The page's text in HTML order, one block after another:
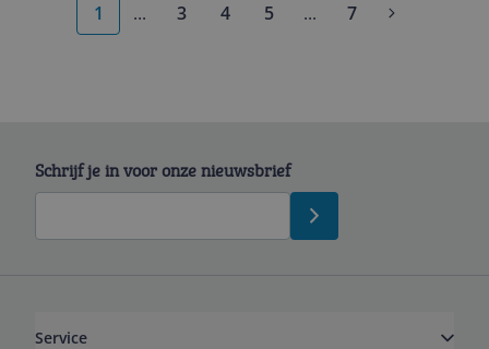
1 ...More pages
3 4 5 ...More pages
7
Schrijf je in voor onze nieuwsbrief
Service